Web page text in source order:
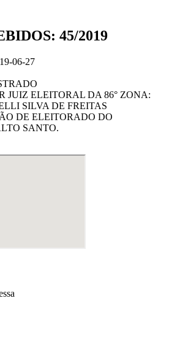
45/2019
06-27
JUIZ ELEITORAL DA 86° ZONA:
SILVA DE FREITAS
DE ELEITORADO DO
SANTO.